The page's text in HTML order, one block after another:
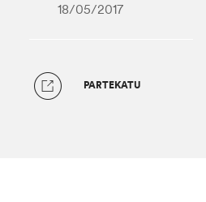
18/05/2017
PARTEKATU